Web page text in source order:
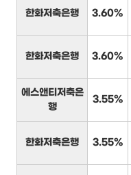
한화저축은행 3.60%
한화저축은행 3.60%
에스앤티저축은
행
3.55%
한화저축은행 3.55%